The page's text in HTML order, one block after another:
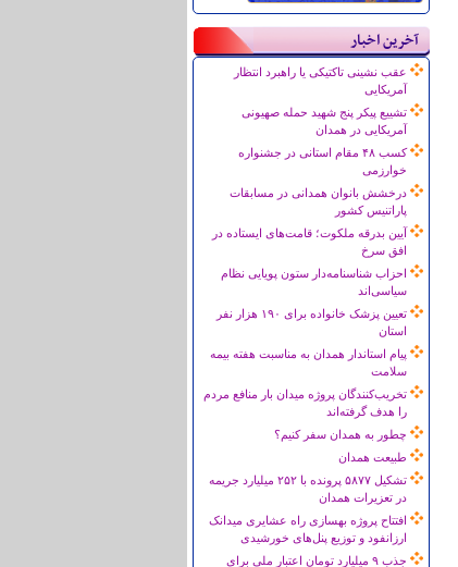
آخرین اخبار
عقب نشینی تاکتیکی یا راهبرد انتظار
آمریکایی
تشییع پیکر پنج شهید حمله صهیونی
آمریکایی در همدان
کسب ۴۸ مقام استانی در جشنواره
خوارزمی
درخشش بانوان همدانی در مسابقات
پاراتنیس کشور
آیین بدرقه ملکوت؛ قامت‌های ایستاده در
افق سرخ
احزاب شناسنامه‌دار ستون پویایی نظام
سیاسی‌اند
تعیین پزشک خانواده برای ۱۹۰ هزار نفر
استان
پیام استاندار همدان به مناسبت هفته بیمه
سلامت
تخریب‌کنندگان پروژه میدان بار منافع مردم
را هدف گرفته‌اند
چطور به همدان سفر کنیم؟
طبیعت همدان
تشکیل ۵۸۷۷ پرونده با ۲۵۲ میلیارد جریمه
در تعزیرات همدان
افتتاح پروژه بهسازی راه عشایری میدانک
ارزانفود و توزیع پنل‌های خورشیدی
جذب ۹ میلیارد تومان اعتبار ملی برای